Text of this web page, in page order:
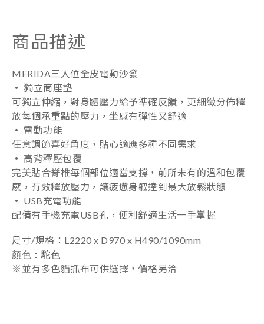
商品描述
MERIDA三人位全皮電動沙發
‧ 獨立筒座墊
可獨立伸縮 ， 對身體壓力給予準確反饋 ， 更細緻分佈釋
放每個承重點的壓力 ， 坐感有彈性又舒適
‧ 電動功能
任意調節喜好角度 ， 貼心適應多種不同需求
‧ 高背釋壓包覆
完美貼合脊椎每個部位適當支撐 ， 前所未有的溫和包覆
感，有效釋放壓力，讓疲憊身軀達到最大放鬆狀態
‧ USB充電功能
配備有手機充電USB孔，便利舒適生活一手掌握
尺寸/規格 ： L2220 x D970 x H490/1090mm
顏色 ：駝色
※並有多色貓抓布可供選擇，價格另洽